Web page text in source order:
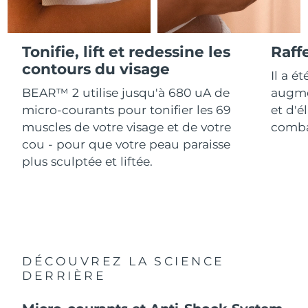
Tonifie, lift et redessine les
contours du visage
BEAR™ 2 utilise jusqu'à 680 uA de
micro-courants pour tonifier les 69
muscles de votre visage et de votre
cou - pour que votre peau paraisse
plus sculptée et liftée.
Il a
et
DÉCOUVREZ LA SCIENCE
DERRIÈRE
For healthy hair
Cosmétiques Hommes
Acheter tout
FOREO APP
Israël Livraison estimée
Italie Livraison estimée 8/9/26
8/12/26
Jersey Livraison estimée 8/14/26
Kazakhstan Livraison estimée
Lituanie